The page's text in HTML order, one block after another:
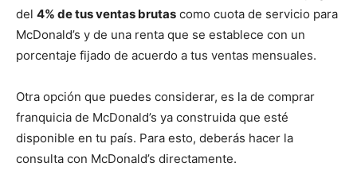
del 4% de tus ventas brutas como cuota de servicio para
McDonald’s y de una renta que se establece con un
porcentaje fijado de acuerdo a tus ventas mensuales.
Otra opción que puedes considerar, es la de comprar
franquicia de McDonald’s ya construida que esté
disponible en tu país. Para esto, deberás hacer la
consulta con McDonald’s directamente.